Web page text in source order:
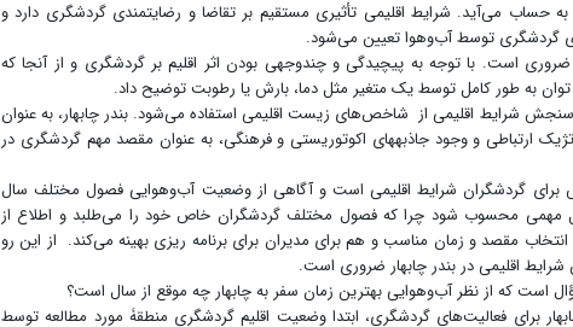
می‌آید. شرایط اقلیمی تأثیری مستقیم بر تقاضا و رضایتمندی گردشگری دارد و
گردشگری توسط آب‌وهوا تعیین می‌شود.
ضروری است. با توجه به پیچیدگی و چند‌وجهی بودن اثر اقلیم بر گردشگری و از آنجا که
به طور کامل توسط یک متغیر مثل دما، بارش یا رطوبت توضیح داد.
سنجش شرایط اقلیمی از شاخص‌های زیست اقلیمی استفاده می‌شود. بندر چابهار، به عنوان
ارتباطی و وجود جاذبه­های اکوتوریستی و فرهنگی، به عنوان مقصد مهم گردشگری در
گردشگران شرایط اقلیمی است و آگاهی از وضعیت آب‌وهوایی فصول مختلف سال
محسوب شود چرا که فصول مختلف گردشگران خاص خود را می‌طلبد و اطلاع از
مقصد و زمان مناسب و هم برای مدیران برای برنامه ریزی بهینه می‌کند. از این رو
اقلیمی در بندر چابهار ضروری است.
است که از نظر آب‌وهوایی بهترین زمان سفر به چابهار چه موقع از سال است؟
برای فعالیت‌های گردشگری، ابتدا وضعیت اقلیم گردشگری منطقۀ مورد مطالعه توسط